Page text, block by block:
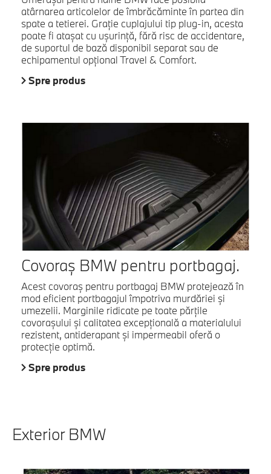
atârnarea articolelor de îmbrăcăminte în partea din
spate a tetierei. Graţie cuplajului tip plug-in, acesta
poate fi ataşat cu uşurinţă, fără risc de accidentare,
de suportul de bază disponibil separat sau de
echipamentul opţional Travel & Comfort.
Spre produs
Covoraş BMW pentru portbagaj.
Acest covoraş pentru portbagaj BMW protejează în
mod eficient portbagajul împotriva murdăriei şi
umezelii. Marginile ridicate pe toate părţile
covoraşului şi calitatea excepţională a materialului
rezistent, antiderapant şi impermeabil oferă o
protecţie optimă.
Spre produs
Exterior BMW